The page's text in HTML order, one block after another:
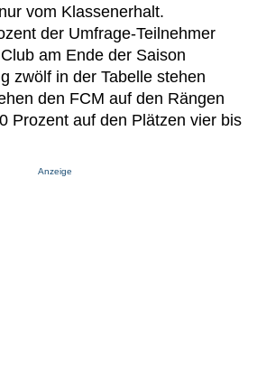
vom Klassenerhalt.
der Umfrage-Teilnehmer
am Ende der Saison
zwölf in der Tabelle stehen
den FCM auf den Rängen
Prozent auf den Plätzen vier bis
Anzeige